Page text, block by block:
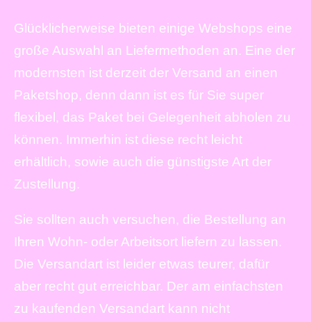
Glücklicherweise bieten einige Webshops eine
große Auswahl an Liefermethoden an. Eine der
modernsten ist derzeit der Versand an einen
Paketshop, denn dann ist es für Sie super
flexibel, das Paket bei Gelegenheit abholen zu
können. Immerhin ist diese recht leicht
erhältlich, sowie auch die günstigste Art der
Zustellung.
Sie sollten auch versuchen, die Bestellung an
Ihren Wohn- oder Arbeitsort liefern zu lassen.
Die Versandart ist leider etwas teurer, dafür
aber recht gut erreichbar. Der am einfachsten
zu kaufenden Versandart kann nicht